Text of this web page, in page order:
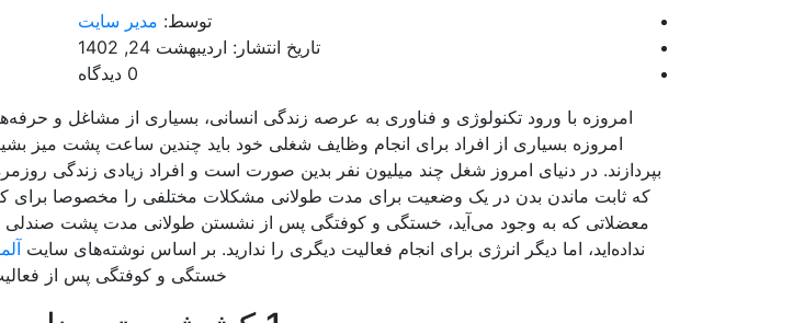
توسط: مدیر سایت
تاریخ انتشار: اردیبهشت 24, 1402
0 دیدگاه
امروزه با ورود تکنولوژی و فناوری به عرصه زندگی انسانی، بسیاری از مشاغل و
امروزه بسیاری از افراد برای انجام وظایف شغلی خود باید چندین ساعت پشت میز
بپردازند. در دنیای امروز شغل چند میلیون نفر بدین صورت است و افراد زیادی زندگی
که ثابت ماندن بدن در یک وضعیت برای مدت طولانی مشکلات مختلفی را مخصوصا برای
معضلاتی که به وجود می‌آید، خستگی و کوفتگی پس از نشستن طولانی مدت پشت صندلی
نداده‌اید، اما دیگر انرژی برای انجام فعالیت دیگری را ندارید. بر اساس نوشته‌های سایت
خستگی و کوفتگی پس از فعالیت